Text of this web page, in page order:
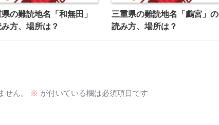
の難読地名「和無田」
方、場所は？
三重県の難読地名「鸕宮」の
読み方、場所は？
ん。 ※ が付いている欄は必須項目です